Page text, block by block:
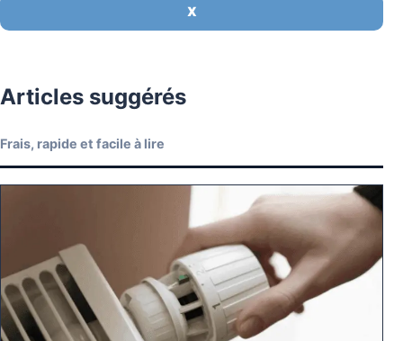
X
Articles suggérés
Frais, rapide et facile à lire